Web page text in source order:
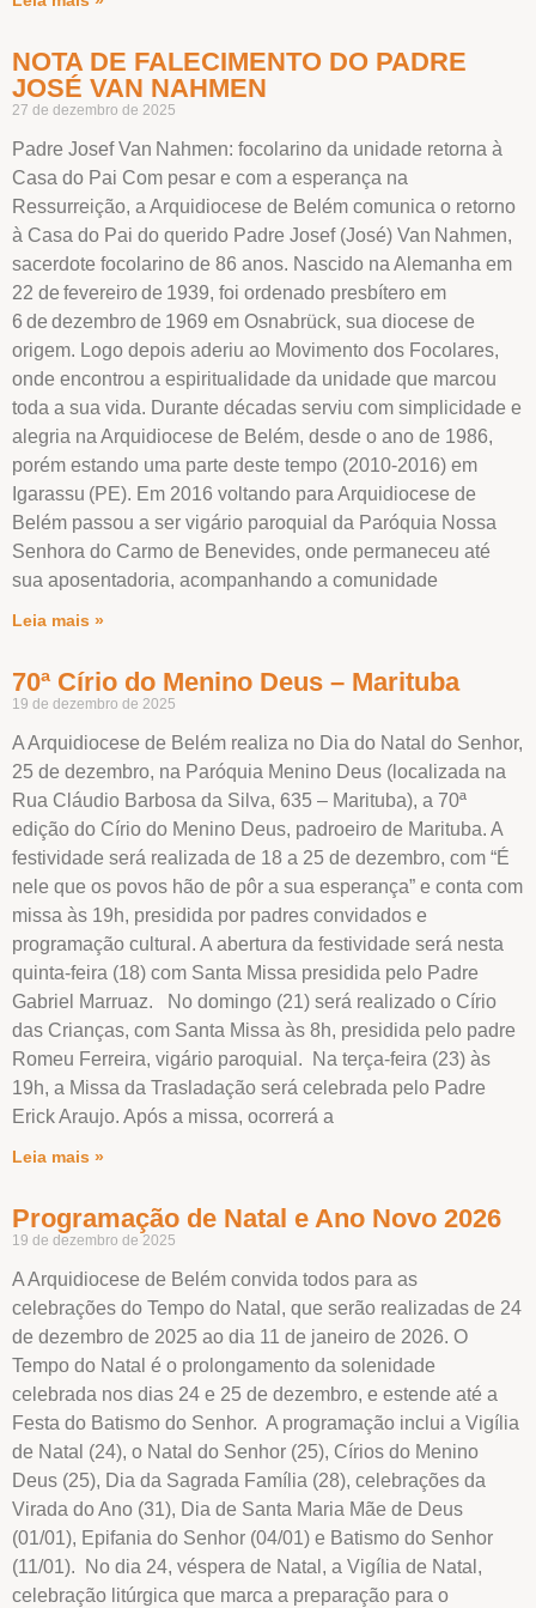
NOTA DE FALECIMENTO DO PADRE
JOSÉ VAN NAHMEN
27 de dezembro de 2025
Padre Josef Van Nahmen: focolarino da unidade retorna à
Casa do Pai Com pesar e com a esperança na
Ressurreição, a Arquidiocese de Belém comunica o retorno
à Casa do Pai do querido Padre Josef (José) Van Nahmen,
sacerdote focolarino de 86 anos. Nascido na Alemanha em
22 de fevereiro de 1939, foi ordenado presbítero em
6 de dezembro de 1969 em Osnabrück, sua diocese de
origem. Logo depois aderiu ao Movimento dos Focolares,
onde encontrou a espiritualidade da unidade que marcou
toda a sua vida. Durante décadas serviu com simplicidade e
alegria na Arquidiocese de Belém, desde o ano de 1986,
porém estando uma parte deste tempo (2010-2016) em
Igarassu (PE). Em 2016 voltando para Arquidiocese de
Belém passou a ser vigário paroquial da Paróquia Nossa
Senhora do Carmo de Benevides, onde permaneceu até
sua aposentadoria, acompanhando a comunidade
Leia mais »
70ª Círio do Menino Deus – Marituba
19 de dezembro de 2025
A Arquidiocese de Belém realiza no Dia do Natal do Senhor,
25 de dezembro, na Paróquia Menino Deus (localizada na
Rua Cláudio Barbosa da Silva, 635 – Marituba), a 70ª
edição do Círio do Menino Deus, padroeiro de Marituba. A
festividade será realizada de 18 a 25 de dezembro, com “É
nele que os povos hão de pôr a sua esperança” e conta com
missa às 19h, presidida por padres convidados e
programação cultural. A abertura da festividade será nesta
quinta-feira (18) com Santa Missa presidida pelo Padre
Gabriel Marruaz. No domingo (21) será realizado o Círio
das Crianças, com Santa Missa às 8h, presidida pelo padre
Romeu Ferreira, vigário paroquial. Na terça-feira (23) às
19h, a Missa da Trasladação será celebrada pelo Padre
Erick Araujo. Após a missa, ocorrerá a
Leia mais »
Programação de Natal e Ano Novo 2026
19 de dezembro de 2025
A Arquidiocese de Belém convida todos para as
celebrações do Tempo do Natal, que serão realizadas de 24
de dezembro de 2025 ao dia 11 de janeiro de 2026. O
Tempo do Natal é o prolongamento da solenidade
celebrada nos dias 24 e 25 de dezembro, e estende até a
Festa do Batismo do Senhor. A programação inclui a Vigília
de Natal (24), o Natal do Senhor (25), Círios do Menino
Deus (25), Dia da Sagrada Família (28), celebrações da
Virada do Ano (31), Dia de Santa Maria Mãe de Deus
(01/01), Epifania do Senhor (04/01) e Batismo do Senhor
(11/01). No dia 24, véspera de Natal, a Vigília de Natal,
celebração litúrgica que marca a preparação para o